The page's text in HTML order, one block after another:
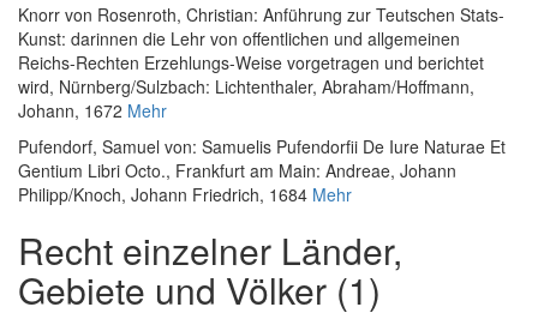
Knorr von Rosenroth, Christian: Anführung zur Teutschen Stats-
Kunst: darinnen die Lehr von offentlichen und allgemeinen
Reichs-Rechten Erzehlungs-Weise vorgetragen und berichtet
wird, Nürnberg/Sulzbach: Lichtenthaler, Abraham/Hoffmann,
Johann, 1672 Mehr
Pufendorf, Samuel von: Samuelis Pufendorfii De Iure Naturae Et
Gentium Libri Octo., Frankfurt am Main: Andreae, Johann
Philipp/Knoch, Johann Friedrich, 1684 Mehr
Recht einzelner Länder,
Gebiete und Völker (1)